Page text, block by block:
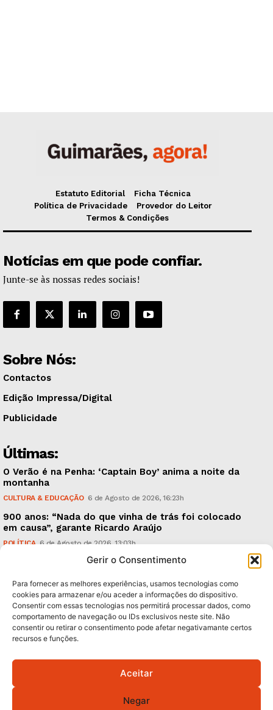
Gerir o Consentimento
Para fornecer as melhores experiências, usamos tecnologias como
cookies para armazenar e/ou aceder a informações do dispositivo.
Consentir com essas tecnologias nos permitirá processar dados, como
comportamento de navegação ou IDs exclusivos neste site. Não
consentir ou retirar o consentimento pode afetar negativamante certos
recursos e funções.
Aceitar
Negar
Estatuto Editorial
Ficha Técnica
Política de Privacidade
Provedor do Leitor
Termos & Condições
Notícias em que pode confiar.
Junte-se às nossas redes sociais!
Sobre Nós:
Contactos
Edição Impressa/Digital
Publicidade
Últimas:
O Verão é na Penha: ‘Captain Boy’ anima a noite da
montanha
CULTURA & EDUCAÇÃO 6 de Agosto de 2026, 16:23h
900 anos: “Nada do que vinha de trás foi colocado
em causa”, garante Ricardo Araújo
POLÍTICA 6 de Agosto de 2026, 13:03h
Fraude dada como provada, arguidos livres. Como?
Subscreva Newsletter:
QUERO ADERIR